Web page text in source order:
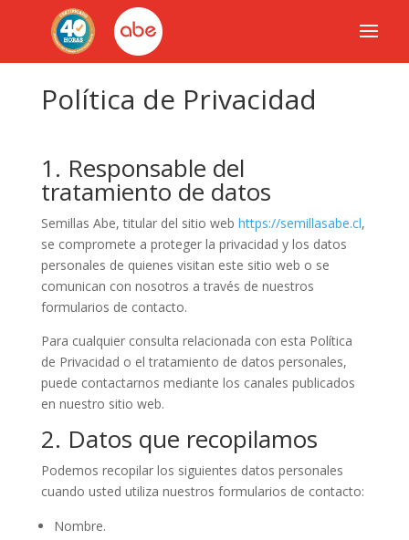
Política de Privacidad
1. Responsable del
tratamiento de datos
Semillas Abe, titular del sitio web https://semillasabe.cl,
se compromete a proteger la privacidad y los datos
personales de quienes visitan este sitio web o se
comunican con nosotros a través de nuestros
formularios de contacto.
Para cualquier consulta relacionada con esta Política
de Privacidad o el tratamiento de datos personales,
puede contactarnos mediante los canales publicados
en nuestro sitio web.
2. Datos que recopilamos
Podemos recopilar los siguientes datos personales
cuando usted utiliza nuestros formularios de contacto:
Nombre.